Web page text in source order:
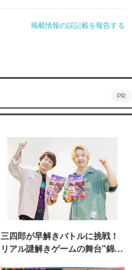
掲載情報の誤記載を報告する
PR
三四郎が早解きバトルに挑戦！
リアル謎解きゲームの舞台"錦糸